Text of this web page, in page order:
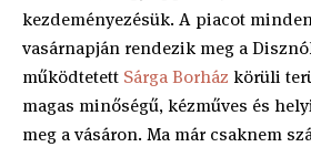
kezdeményezésük. A piacot
vasárnapján rendezik meg a
működtetett Sárga Borház körüli
magas minőségű, kézműves és
meg a vásáron. Ma már csaknem